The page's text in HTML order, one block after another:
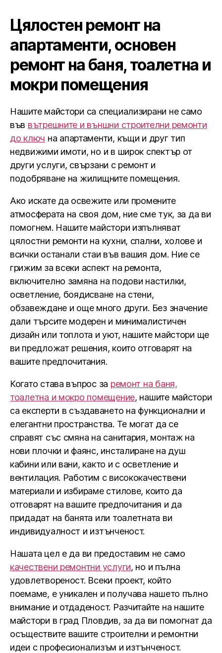
Цялостен ремонт на
апартаменти, основен
ремонт на баня, тоалетна и
мокри помещения
Нашите майстори са специализирани не само
във вътрешните и външни строителни ремонти
до ключ на апартаменти, къщи и друг тип
недвижими имоти, но и в широк спектър от
други услуги, свързани с ремонт и
подобряване на жилищните помещения.
Ако искате да освежите или промените
атмосферата на своя дом, ние сме тук, за да ви
помогнем. Нашите майстори изпълняват
цялостни ремонти на кухни, спални, холове и
всички останали стаи във вашия дом. Ние се
грижим за всеки аспект на ремонта,
включително замяна на подови настилки,
осветление, боядисване на стени,
обзавеждане и още много други. Без значение
дали търсите модерен и минималистичен
дизайн или топлота и уют, нашите майстори ще
ви предложат решения, които отговарят на
вашите предпочитания.
Когато става въпрос за ремонт на баня,
тоалетна и мокро помещение, нашите майстори
са експерти в създаването на функционални и
елегантни пространства. Те могат да се
справят със смяна на санитария, монтаж на
нови плочки и фаянс, инсталиране на душ
кабини или вани, както и с осветление и
вентилация. Работим с висококачествени
материали и избираме стилове, които да
отговарят на вашите предпочитания и да
придадат на банята или тоалетната ви
индивидуалност и изтънченост.
Нашата цел е да ви предоставим не само
качествени ремонтни услуги, но и пълна
удовлетвореност. Всеки проект, който
поемаме, е уникален и получава нашето пълно
внимание и отдаденост. Разчитайте на нашите
майстори в град Пловдив, за да ви помогнат да
осъществите вашите строителни и ремонтни
идеи с професионализъм и изтънченост.